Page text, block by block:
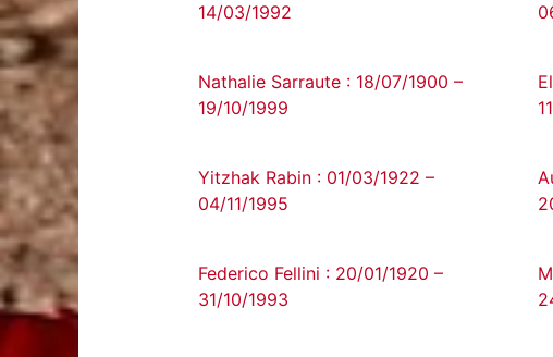
14/03/1992
Nathalie Sarraute : 18/07/1900 –
19/10/1999
Yitzhak Rabin : 01/03/1922 –
04/11/1995
Federico Fellini : 20/01/1920 –
31/10/1993